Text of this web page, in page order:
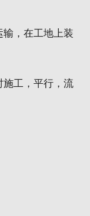
，在工地上装
施工，平行，流